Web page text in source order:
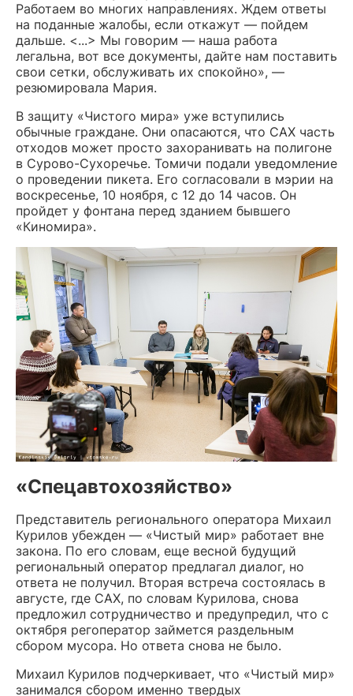
Работаем во многих направлениях. Ждем ответы
на поданные жалобы, если откажут — пойдем
дальше. <...> Мы говорим — наша работа
легальна, вот все документы, дайте нам поставить
свои сетки, обслуживать их спокойно», —
резюмировала Мария.
В защиту «Чистого мира» уже вступились
обычные граждане. Они опасаются, что САХ часть
отходов может просто захоранивать на полигоне
в Сурово-Сухоречье. Томичи подали уведомление
о проведении пикета. Его согласовали в мэрии на
воскресенье, 10 ноября, с 12 до 14 часов. Он
пройдет у фонтана перед зданием бывшего
«Киномира».
«Спецавтохозяйство»
Представитель регионального оператора Михаил
Курилов убежден — «Чистый мир» работает вне
закона. По его словам, еще весной будущий
региональный оператор предлагал диалог, но
ответа не получил. Вторая встреча состоялась в
августе, где САХ, по словам Курилова, снова
предложил сотрудничество и предупредил, что с
октября регоператор займется раздельным
сбором мусора. Но ответа снова не было.
Михаил Курилов подчеркивает, что «Чистый мир»
занимался сбором именно твердых